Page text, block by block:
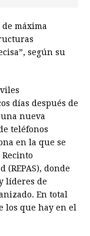
máxima
según su
días después de
nueva
teléfonos
en la que se
(REPAS), donde
líderes de
En total
los que hay en el